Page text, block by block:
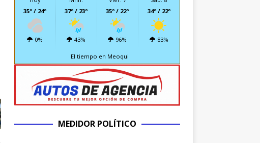
35º / 24º
0%
37º / 23º
43%
35º / 22º
96%
34º / 22º
83%
El tiempo en Meoqui
MEDIDOR POLÍTICO